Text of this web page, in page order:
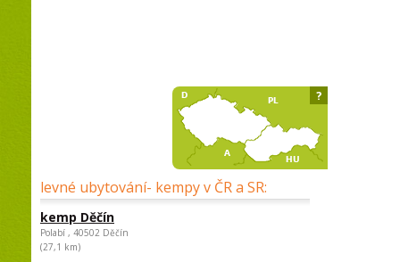
levné ubytování- kempy v ČR a SR:
kemp Děčín
Polabí , 40502 Děčín
(27,1 km)
?